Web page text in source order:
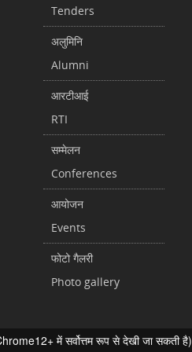
Tenders
अलुमिनि
Alumni
आरटीआई
RTI
सम्मेलन
Conferences
आयोजन
Events
फोटो गैलरी
Photo gallery
में सर्वोत्तम रूप से देखी जा सकती है)